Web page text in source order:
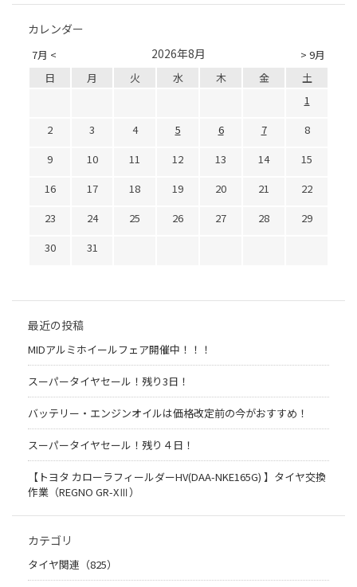
カレンダー
7月 < > 9月
2026年8月
日 月 火 水 木 金
土
1
2
3 4 5 6 7
8
9
10 11 12 13 14
15
16
17 18 19 20 21
22
23
24 25 26 27 28
29
30
31
最近の投稿
MIDアルミホイールフェア開催中！！！
スーパータイヤセール！残り3日！
バッテリー・エンジンオイルは価格改定前の今がおすすめ！
スーパータイヤセール！残り４日！
【トヨタ カローラフィールダーHV(DAA-NKE165G) 】タイヤ交換
作業（REGNO GR-XⅢ）
カテゴリ
タイヤ関連（825）